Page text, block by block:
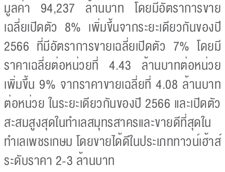
มูลค่า 94,237 ล้านบาท โดยมีอัตราการขาย
เฉลี่ยเปิดตัว 8% เพิ่มขึ้นจากระยะเดียวกันของปี
2566 ที่มีอัตราการขายเฉลี่ยเปิดตัว 7% โดยมี
ราคาเฉลี่ยต่อหน่วยที่ 4.43 ล้านบาทต่อหน่วย
เพิ่มขึ้น 9% จากราคาขายเฉลี่ยที่ 4.08 ล้านบาท
ต่อหน่วย ในระยะเดียวกันของปี 2566 และเปิดตัว
สะสมสูงสุดในทำเลสมุทรสาครและขายดีที่สุดใน
ทำเลเพชรเกษม โดยขายได้ดีในประเภททาวน์เฮ้าส์
ระดับราคา 2-3 ล้านบาท